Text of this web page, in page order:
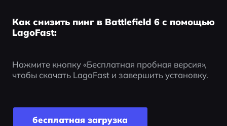
Как снизить пинг в Battlefield 6 с помощью
LagoFast:
Нажмите кнопку «Бесплатная пробная версия»,
чтобы скачать LagoFast и завершить установку.
бесплатная загрузка